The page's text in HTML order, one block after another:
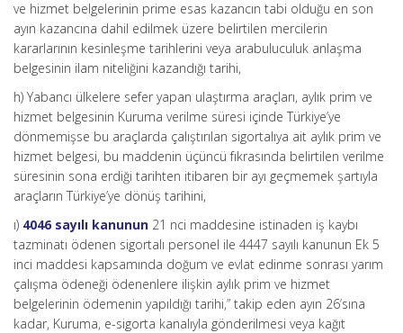
ve hizmet belgelerinin prime esas kazancın tabi olduğu en son
ayın kazancına dahil edilmek üzere belirtilen mercilerin
kararlarının kesinleşme tarihlerini veya arabuluculuk anlaşma
belgesinin ilam niteliğini kazandığı tarihi,
h) Yabancı ülkelere sefer yapan ulaştırma araçları, aylık prim ve
hizmet belgesinin Kuruma verilme süresi içinde Türkiye’ye
dönmemişse bu araçlarda çalıştırılan sigortalıya ait aylık prim ve
hizmet belgesi, bu maddenin üçüncü fıkrasında belirtilen verilme
süresinin sona erdiği tarihten itibaren bir ayı geçmemek şartıyla
araçların Türkiye’ye dönüş tarihini,
ı) 4046 sayılı kanunun 21 nci maddesine istinaden iş kaybı
tazminatı ödenen sigortalı personel ile 4447 sayılı kanunun Ek 5
inci maddesi kapsamında doğum ve evlat edinme sonrası yarım
çalışma ödeneği ödenenlere ilişkin aylık prim ve hizmet
belgelerinin ödemenin yapıldığı tarihi,” takip eden ayın 26’sına
kadar, Kuruma, e-sigorta kanalıyla gönderilmesi veya kağıt